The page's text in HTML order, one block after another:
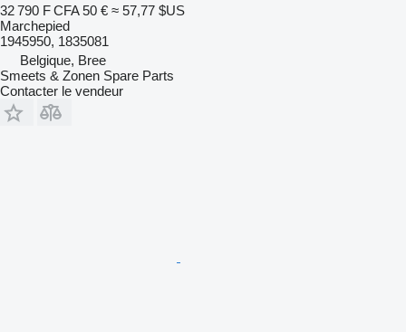
32 790 F CFA 50 € ≈ 57,77 $US
Marchepied
1945950, 1835081
Belgique, Bree
Smeets & Zonen Spare Parts
Contacter le vendeur